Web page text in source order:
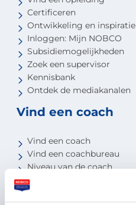
Certificeren
Ontwikkeling en inspiratie
Inloggen: Mijn NOBCO
Subsidiemogelijkheden
Zoek een supervisor
Kennisbank
Ontdek de mediakanalen
Vind een coach
Vind een coach
Vind een coachbureau
Niveau van de coach
Voor studenten